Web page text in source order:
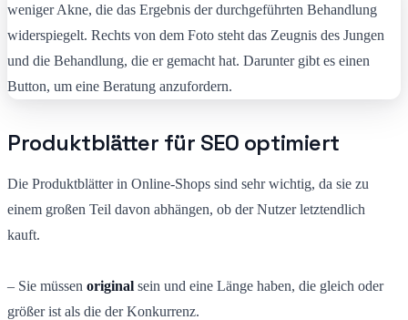
Produktblätter für SEO optimiert
Die Produktblätter in Online-Shops sind sehr wichtig, da sie zu
einem großen Teil davon abhängen, ob der Nutzer letztendlich
kauft.
– Sie müssen original sein und eine Länge haben, die gleich oder
größer ist als die der Konkurrenz.